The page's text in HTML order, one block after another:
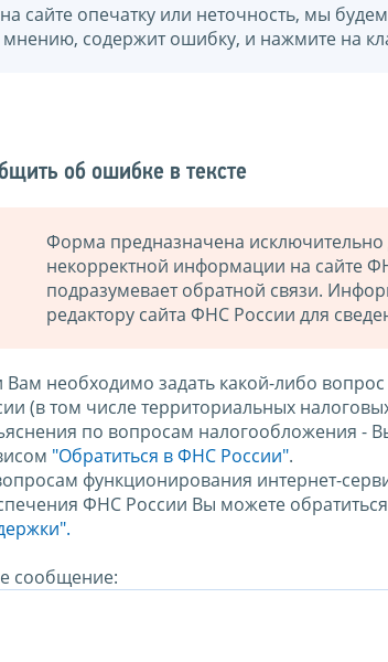
сайте опечатку или неточность, мы
мнению, содержит ошибку, и нажмите на
об ошибке в тексте
Форма предназначена
некорректной информации на сайте
подразумевает обратной связи.
редактору сайта ФНС России для
Вам необходимо задать какой-либо
(в том числе территориальных
по вопросам налогообложения -
"Обратиться в ФНС России".
функционирования интернет-
ФНС России Вы можете
сообщение: